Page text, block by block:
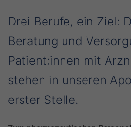
Drei Berufe, ein Ziel:
Beratung und
Patient:innen mit
stehen in unseren
erster Stelle.